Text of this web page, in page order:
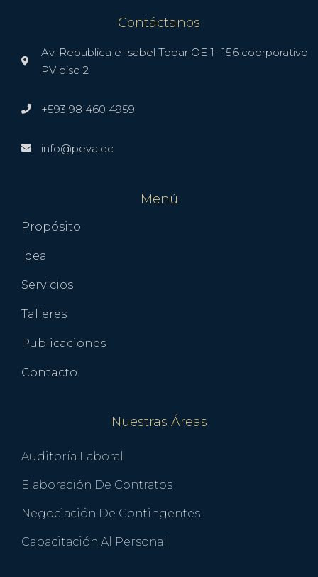
Contáctanos
Av. Republica e Isabel Tobar OE 1- 156 coorporativo
PV piso 2
+593 98 460 4959
info@peva.ec
Menú
Propósito
Idea
Servicios
Talleres
Publicaciones
Contacto
Nuestras Áreas
Auditoría Laboral
Elaboración De Contratos
Negociación De Contingentes
Capacitación Al Personal